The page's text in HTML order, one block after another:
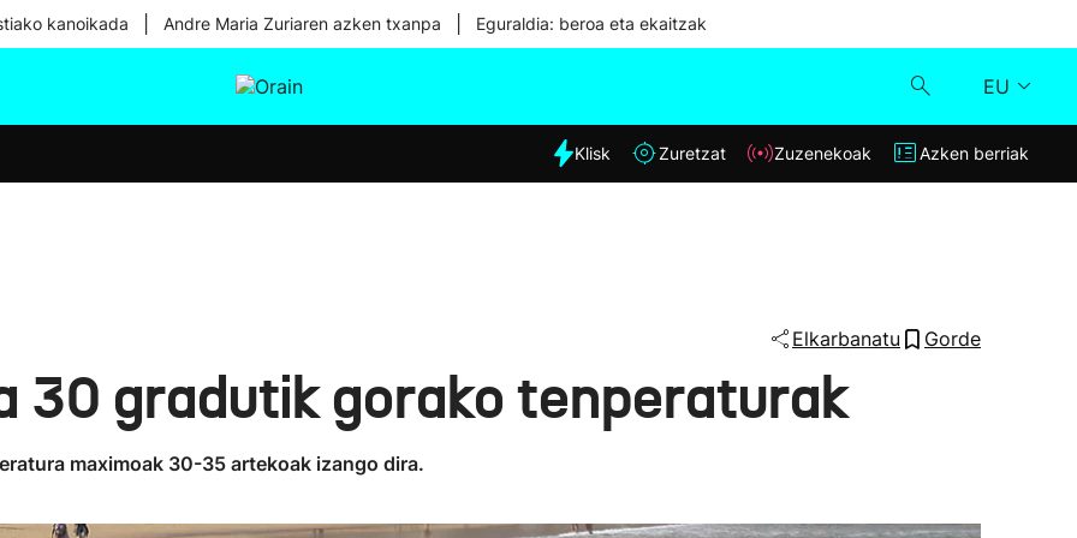
kanoikada Andre Maria Zuriaren azken txanpa Eguraldia: beroa eta ekaitzak
EU
Eguraldia
Klisk
Klisk Zuretzat Zuzenekoak Azken berriak
Elkarbanatu Gorde
30 gradutik gorako tenperaturak
maximoak 30-35 artekoak izango dira.